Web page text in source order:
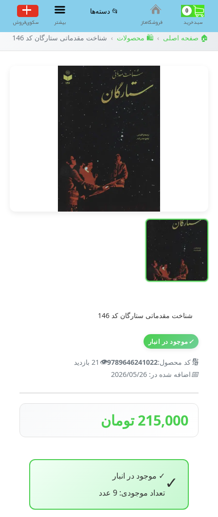
0
سبد‌خرید فروشگاه‌ناز
📂 دسته‌ها
بیشتر سکوی‌فروش
🏠 صفحه اصلی › 🛍️ محصولات › شناخت مقدماتی ستارگان کد 146
شناخت مقدماتی ستارگان کد 146
✓موجود در انبار
🔢کد محصول:9789646241022
👁️ 21 بازدید
📅اضافه شده در: 2026/05/26
215,000 تومان
✓ ✓ موجود در انبار
تعداد موجودی: 9 عدد